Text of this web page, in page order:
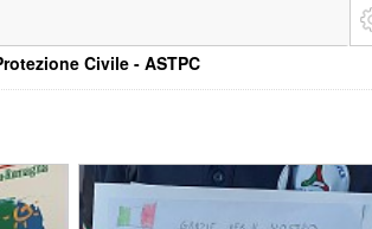
Civile - ASTPC